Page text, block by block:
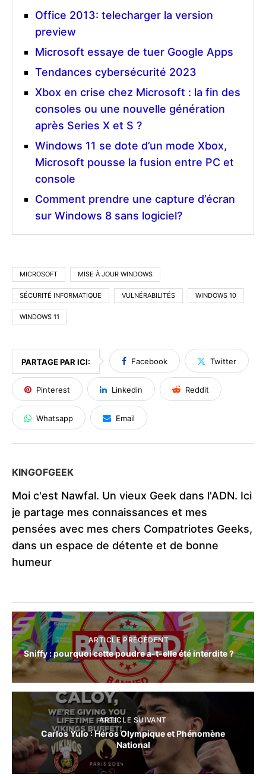
Office 2013: telecharger la version
preview
Microsoft essaye de tuer Google Apps
Tendances cybersécurité 2023
Xbox en crise chez Microsoft : la fin des
consoles ou une nouvelle génération
après Series X et S ?
Windows 11 se dote d’un mode Xbox,
Microsoft pousse la fusion entre PC et
console
Comment prendre une capture d’écran
sur Windows 8 sans logiciel?
MICROSOFT MISE À JOUR WINDOWS
SÉCURITÉ INFORMATIQUE VULNÉRABILITÉS WINDOWS 10
WINDOWS 11
PARTAGE PAR ICI: Facebook Twitter
Pinterest Linkedin Reddit
Whatsapp Email
KINGOFGEEK
Moi c'est Nawfal. Un vieux Geek dans l'ADN. Ici
je partage mes connaissances et mes
pensées avec mes chers Compatriotes Geeks,
dans un espace de détente et de bonne
humeur
ARTICLE PRÉCÈDENT
Sniffy : pourquoi cette poudre a-t-elle été interdite ?
ARTICLE SUIVANT
Carlos Yulo : Héros Olympique et Phénomène
National